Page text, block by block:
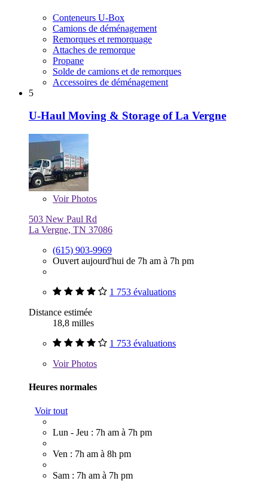
Conteneurs U-Box
Camions de déménagement
Remorques et remorquage
Attaches de remorque
Propane
Solde de camions et de remorques
Accessoires de déménagement
5
U-Haul Moving & Storage of La Vergne
VoirPhotos
503 New Paul Rd
La Vergne, TN 37086
(615) 903-9969
Ouvert aujourd'hui de 7h am à 7h pm
1 753 évaluations
Distance estimée
18,8 milles
1 753 évaluations
VoirPhotos
Heures normales
Voir tout
Lun - Jeu : 7h am à 7h pm
Ven : 7h am à 8h pm
Sam : 7h am à 7h pm